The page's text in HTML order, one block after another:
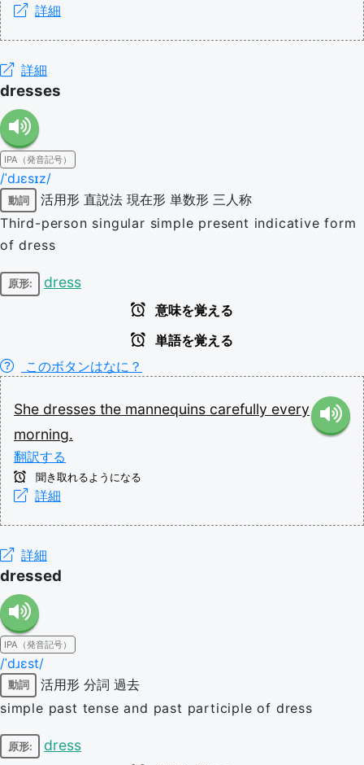
詳細
詳細
dresses
IPA（発音記号）
/ˈdɹɛsɪz/
動詞 活用形 直説法 現在形 単数形 三人称
Third-person singular simple present indicative form
of dress
原形: dress
意味を覚える
単語を覚える
このボタンはなに？
She dresses the mannequins carefully every
morning.
翻訳する
聞き取れるようになる
詳細
詳細
dressed
IPA（発音記号）
/ˈdɹɛst/
動詞 活用形 分詞 過去
simple past tense and past participle of dress
原形: dress